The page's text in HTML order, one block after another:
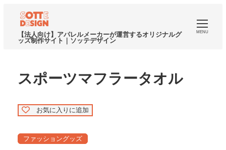
【法人向け】アパレルメーカーが運営するオリジナルグ
ッズ制作サイト｜ソッテデザイン
MENU
スポーツマフラータオル
お気に入りに追加
ファッショングッズ